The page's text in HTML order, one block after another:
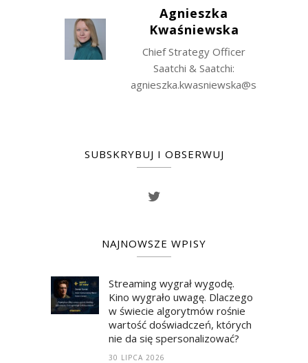
Agnieszka
Kwaśniewska
Chief Strategy Officer
Saatchi & Saatchi:
SUBSKRYBUJ I OBSERWUJ
NAJNOWSZE WPISY
Streaming wygrał wygodę.
Kino wygrało uwagę. Dlaczego
w świecie algorytmów rośnie
wartość doświadczeń, których
nie da się spersonalizować?
30 LIPCA 2026